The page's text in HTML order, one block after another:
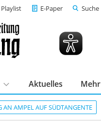
Playlist E-Paper Suche
AN AMPEL AUF SÜDTANGENTE
Aktuelles Mehr